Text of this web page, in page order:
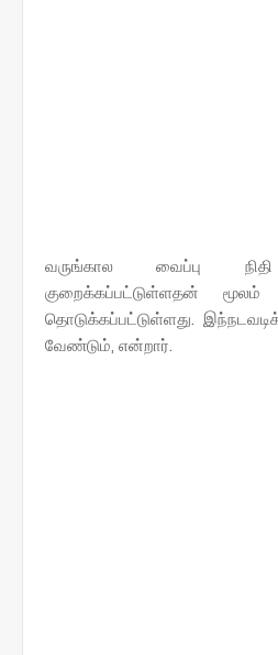
வருங்கால வைப்பு
குறைக்கப்பட்டுள்ளதன்
தொடுக்கப்பட்டுள்ளது.
வேண்டும், என்றார்.